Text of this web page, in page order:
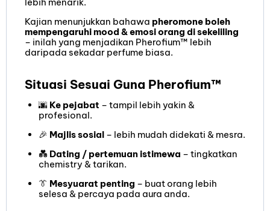
lebih menarik.
Kajian menunjukkan bahawa pheromone boleh
mempengaruhi mood & emosi orang di sekeliling
– inilah yang menjadikan Pherofium™ lebih
daripada sekadar perfume biasa.
Situasi Sesuai Guna Pherofium™
🌆 Ke pejabat – tampil lebih yakin &
profesional.
🎉 Majlis sosial– lebih mudah didekati & mesra.
💑 Dating / pertemuan istimewa – tingkatkan
chemistry & tarikan.
👔 Mesyuarat penting – buat orang lebih
selesa & percaya pada aura anda.